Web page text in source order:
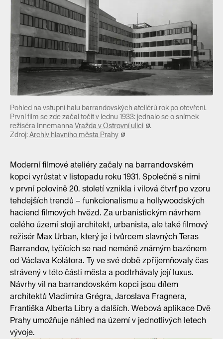
Pohled na vstupní halu barrandovských ateliérů rok po otevření.
První film se zde začal točit v lednu 1933: jednalo se o snímek
režiséra InnemannaVražda v Ostrovní ulici
.
Zdroj:Archiv hlavního města Prahy
Moderní filmové ateliéry začaly na barrandovském
kopci vyrůstat v listopadu roku 1931. Společně s nimi
v první polovině 20. století vznikla i vilová čtvrť po vzoru
tehdejších trendů – funkcionalismu a hollywoodských
haciend filmových hvězd. Za urbanistickým návrhem
celého území stojí architekt, urbanista, ale také filmový
režisér Max Urban, který je i tvůrcem slavných Teras
Barrandov, tyčících se nad neméně známým bazénem
od Václava Kolátora. Ty ve své době zpříjemňovaly čas
strávený v této části města a podtrhávaly její luxus.
Návrhy vil na barrandovském kopci jsou dílem
architektů Vladimíra Grégra, Jaroslava Fragnera,
Františka Alberta Libry a dalších. Webová aplikace Dvě
Prahy umožňuje náhled na území v jednotlivých letech
vývoje.